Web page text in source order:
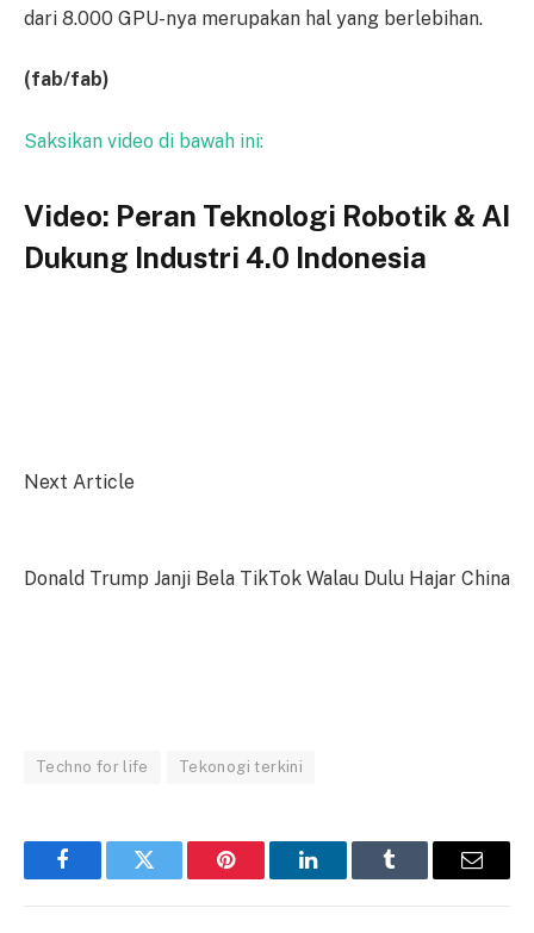
dari 8.000 GPU-nya merupakan hal yang berlebihan.
(fab/fab)
Saksikan video di bawah ini:
Video: Peran Teknologi Robotik & AI
Dukung Industri 4.0 Indonesia
Next Article
Donald Trump Janji Bela TikTok Walau Dulu Hajar China
Techno for life Tekonogi terkini
FacebookTwitter Pinterest LinkedInTumblr Email